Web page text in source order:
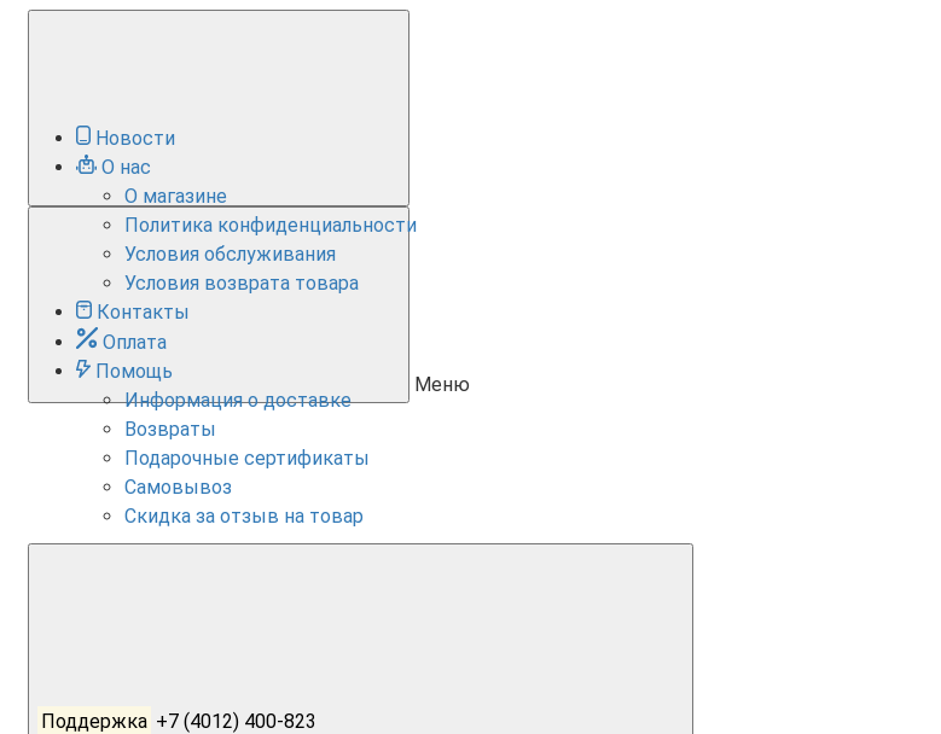
Меню
Новости
О нас
О магазине
Политика конфиденциальности
Условия обслуживания
Условия возврата товара
Контакты
Оплата
Помощь
Информация о доставке
Возвраты
Подарочные сертификаты
Самовывоз
Скидка за отзыв на товар
Поддержка +7 (4012) 400-823